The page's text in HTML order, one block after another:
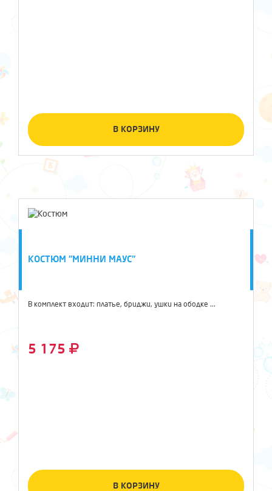
В КОРЗИНУ
КОСТЮМ "МИННИ МАУС"
В комплект входит: платье, бриджи, ушки на ободке ...
5 175
В КОРЗИНУ